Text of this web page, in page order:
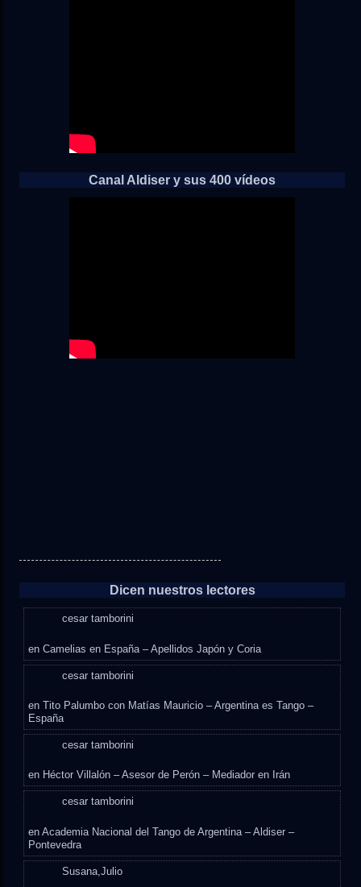
Canal Aldiser y sus 400 vídeos
Dicen nuestros lectores
cesar tamborini
enCamelias en España – Apellidos Japón y Coria
cesar tamborini
enTito Palumbo con Matías Mauricio – Argentina es Tango –
España
cesar tamborini
en Héctor Villalón – Asesor de Perón – Mediador en Irán
cesar tamborini
enAcademia Nacional del Tango de Argentina – Aldiser –
Pontevedra
Susana,Julio